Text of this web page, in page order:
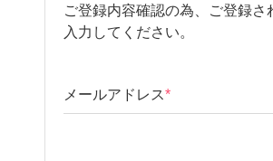
ご登録内容確認の為、ご登録さ
入力してください。
メールアドレス*